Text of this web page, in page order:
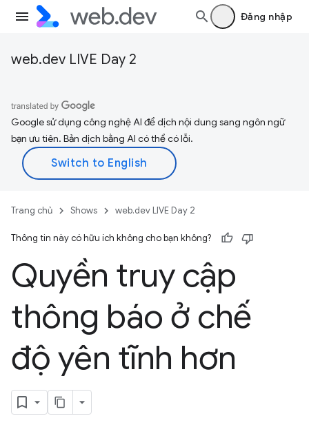
Đăng nhập
web.dev LIVE Day 2
Google sử dụng công nghệ AI để dịch nội dung sang ngôn ngữ
bạn ưu tiên. Bản dịch bằng AI có thể có lỗi.
Trang chủ Shows web.dev LIVE Day 2
Thông tin này có hữu ích không cho bạn không?
Quyền truy cập
thông báo ở chế
độ yên tĩnh hơn